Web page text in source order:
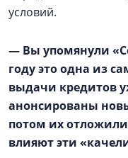
условий.
— Вы упомянули
году это одна из
выдачи кредитов
анонсированы
потом их
влияют эти